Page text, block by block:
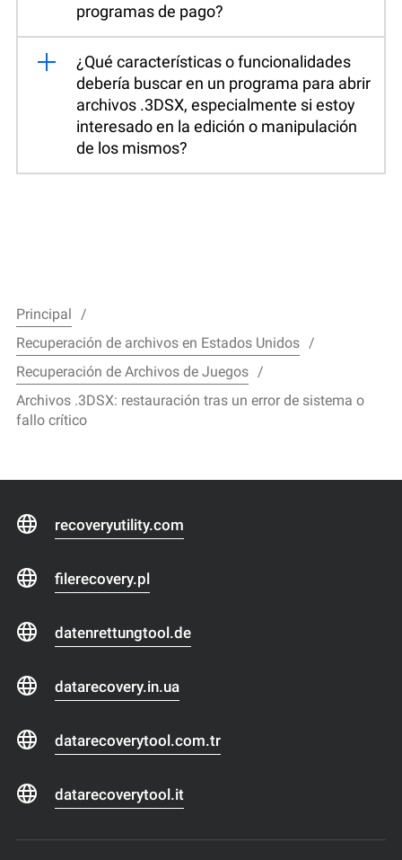
programas de pago?
¿Qué características o funcionalidades
debería buscar en un programa para abrir
archivos .3DSX, especialmente si estoy
interesado en la edición o manipulación
de los mismos?
Principal
Recuperación de archivos en Estados Unidos
Recuperación de Archivos de Juegos
Archivos .3DSX: restauración tras un error de sistema o
fallo crítico
recoveryutility.com
filerecovery.pl
datenrettungtool.de
datarecovery.in.ua
datarecoverytool.com.tr
datarecoverytool.it